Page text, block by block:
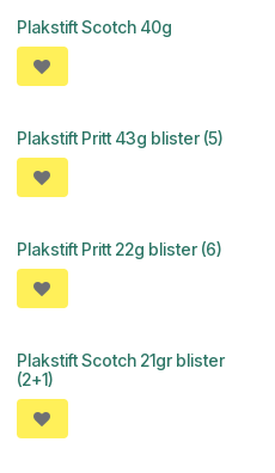
Plakstift Scotch 40g
Plakstift Pritt 43g blister (5)
Plakstift Pritt 22g blister (6)
Plakstift Scotch 21gr blister
(2+1)